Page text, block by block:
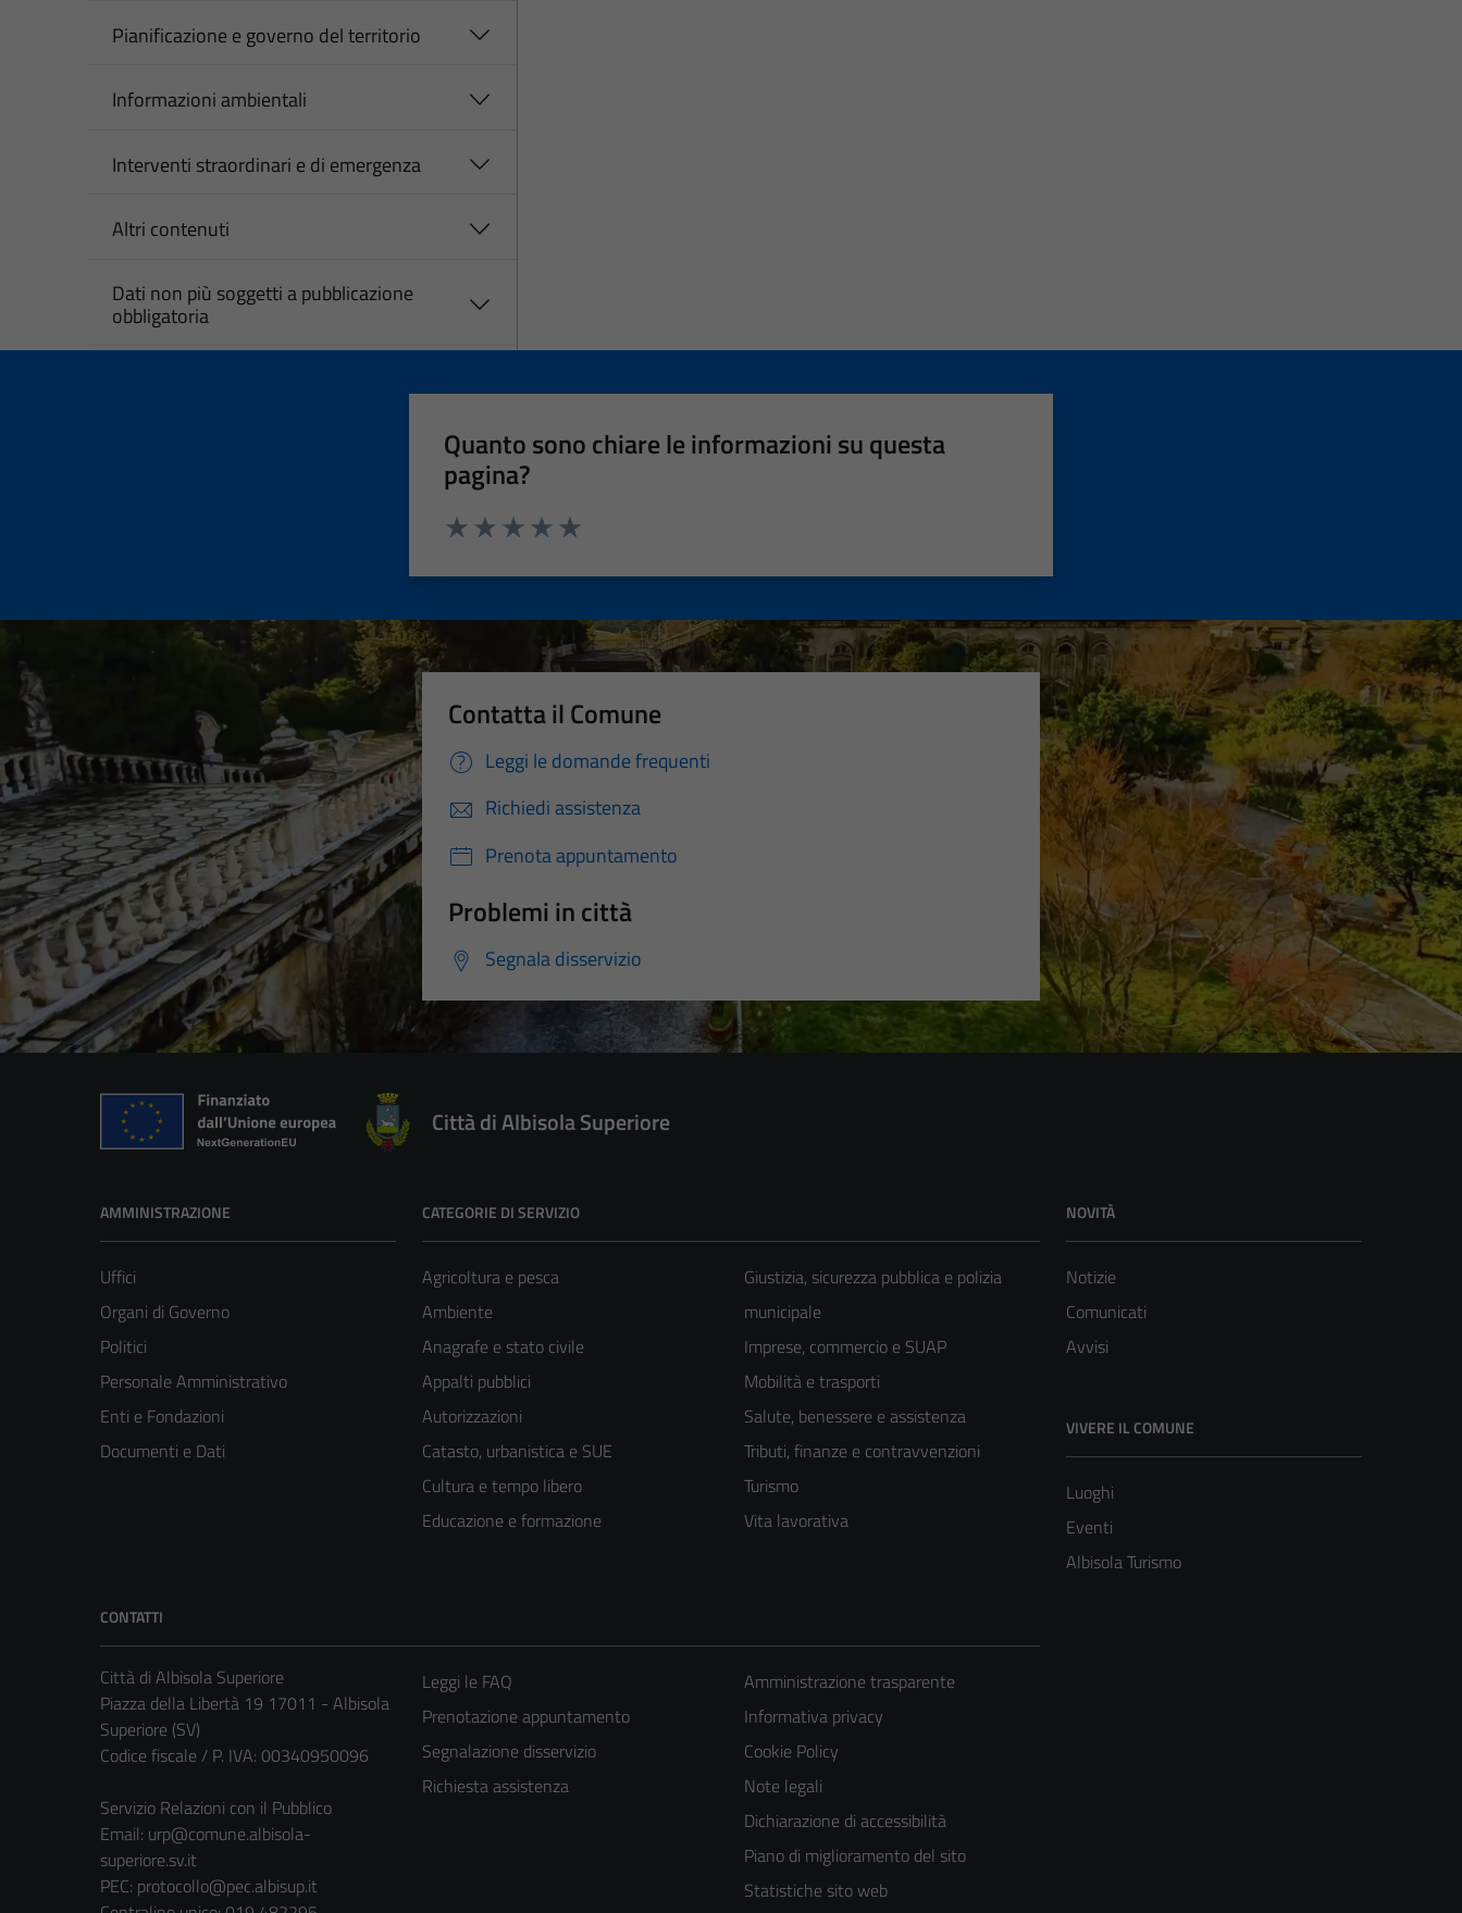
Pianificazione e governo del territorio
Informazioni ambientali
Interventi straordinari e di emergenza
Altri contenuti
Dati non più soggetti a pubblicazione
obbligatoria
Quanto sono chiare le informazioni su questa
pagina?
Contatta il Comune
Leggi le domande frequenti
Richiedi assistenza
Prenota appuntamento
Problemi in città
Segnala disservizio
Città di Albisola Superiore
AMMINISTRAZIONE
Uffici
Organi di Governo
Politici
Personale Amministrativo
Enti e Fondazioni
Documenti e Dati
CATEGORIE DI SERVIZIO
Agricoltura e pesca
Ambiente
Anagrafe e stato civile
Appalti pubblici
Autorizzazioni
Catasto, urbanistica e SUE
Cultura e tempo libero
Educazione e formazione
Giustizia, sicurezza pubblica e polizia
municipale
Imprese, commercio e SUAP
Mobilità e trasporti
Salute, benessere e assistenza
Tributi, finanze e contravvenzioni
Turismo
Vita lavorativa
NOVITÀ
Notizie
Comunicati
Avvisi
VIVERE IL COMUNE
Luoghi
Eventi
Albisola Turismo
CONTATTI
Città di Albisola Superiore
Piazza della Libertà 19 17011 - Albisola
Superiore (SV)
Codice fiscale / P. IVA: 00340950096
Servizio Relazioni con il Pubblico
Email: urp@comune.albisola-
superiore.sv.it
PEC: protocollo@pec.albisup.it
Leggi le FAQ
Prenotazione appuntamento
Segnalazione disservizio
Richiesta assistenza
Amministrazione trasparente
Informativa privacy
Cookie Policy
Note legali
Dichiarazione di accessibilità
Piano di miglioramento del sito
Statistiche sito web
Tecnici
Questi cookie
sono necessari
funzionamento